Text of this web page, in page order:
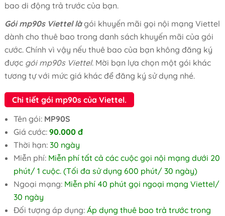
bao di động trả trước của bạn.
Gói mp90s Viettel làgói khuyến mãi gọi nội mạng Viettel
dành cho thuê bao trong danh sách khuyến mãi của gói
cước. Chính vì vậy nếu thuê bao của bạn không đăng ký
được gói mp90s Viettel. Mời bạn lựa chọn một gói khác
tương tự với mức giá khác để đăng ký sử dụng nhé.
Chi tiết gói mp90s của Viettel.
Tên gói: MP90S
Giá cước: 90.000 đ
Thời hạn: 30 ngày
Miễn phí: Miễn phí tất cả các cuộc gọi nội mạng dưới 20
phút/ 1 cuộc. (Tối đa sử dụng 600 phút/ 30 ngày)
Ngoại mạng: Miễn phí 40 phút gọi ngoại mạng Viettel/
30 ngày
Đối tượng áp dụng: Áp dụng thuê bao trả trước trong